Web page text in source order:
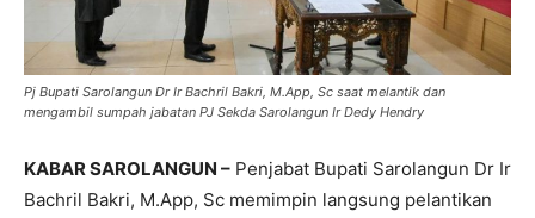
Pj Bupati Sarolangun Dr Ir Bachril Bakri, M.App, Sc saat melantik dan
mengambil sumpah jabatan PJ Sekda Sarolangun Ir Dedy Hendry
KABAR SAROLANGUN – Penjabat Bupati Sarolangun Dr Ir
Bachril Bakri, M.App, Sc memimpin langsung pelantikan